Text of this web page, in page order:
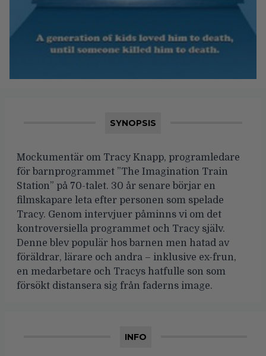
SYNOPSIS
Mockumentär om Tracy Knapp, programledare
för barnprogrammet ”The Imagination Train
Station” på 70-talet. 30 år senare börjar en
filmskapare leta efter personen som spelade
Tracy. Genom intervjuer påminns vi om det
kontroversiella programmet och Tracy själv.
Denne blev populär hos barnen men hatad av
föräldrar, lärare och andra – inklusive ex-frun,
en medarbetare och Tracys hatfulle son som
försökt distansera sig från faderns image.
INFO